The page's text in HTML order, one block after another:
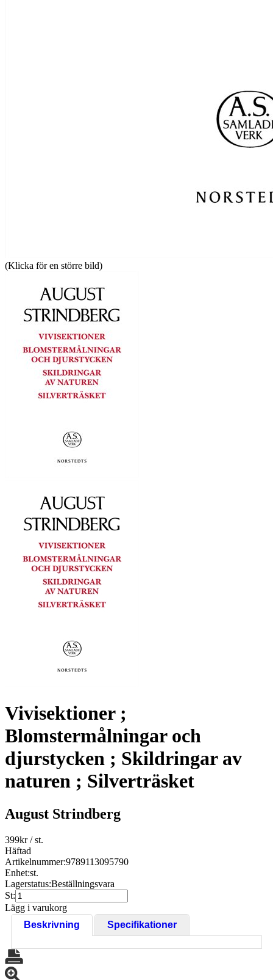
(Klicka för en större bild)
Vivisektioner ;
Blomstermålningar och
djurstycken ; Skildringar av
naturen ; Silverträsket
August Strindberg
399kr/ st.
Häftad
Artikelnummer:9789113095790
Enhet:st.
Lagerstatus:Beställningsvara
St:
Lägg i varukorg
Beskrivning
Specifikationer